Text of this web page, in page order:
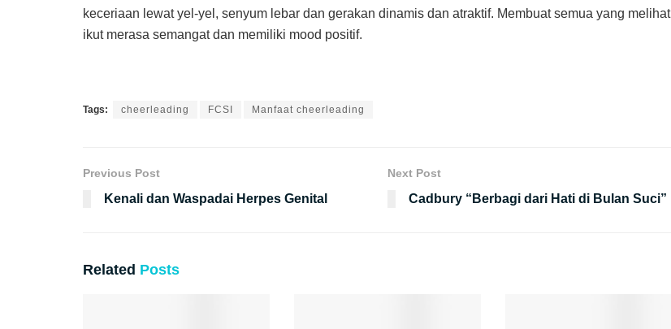
keceriaan lewat yel-yel, senyum lebar dan gerakan dinamis dan atraktif. Membuat semua yang melihat
ikut merasa semangat dan memiliki mood positif.
Tags: cheerleading FCSI Manfaat cheerleading
Previous Post
Kenali dan Waspadai Herpes Genital
Next Post
Cadbury “Berbagi dari Hati di Bulan Suci”
Related Posts